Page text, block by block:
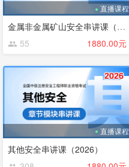
直播课程
金属非金属矿山安全串讲课（2026）
55
1880.00元
直播课程
其他安全串讲课（2026）